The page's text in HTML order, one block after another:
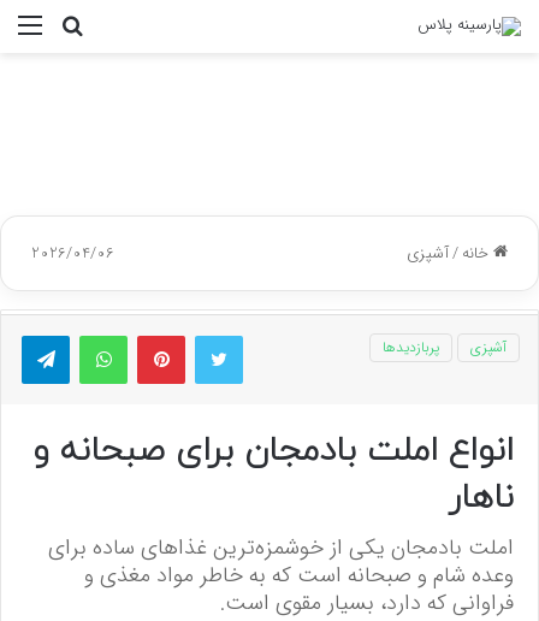
جستجو
خانه/آشپزی 2026/04/06
توییتر پینتریستواتس آپ
آشپزی پربازدیدها
انواع املت بادمجان برای صبحانه و
ناهار
املت بادمجان یکی از خوشمزه‌ترین غذاهای ساده برای
وعده شام و صبحانه است که به خاطر مواد مغذی و
فراوانی که دارد، بسیار مقوی است.